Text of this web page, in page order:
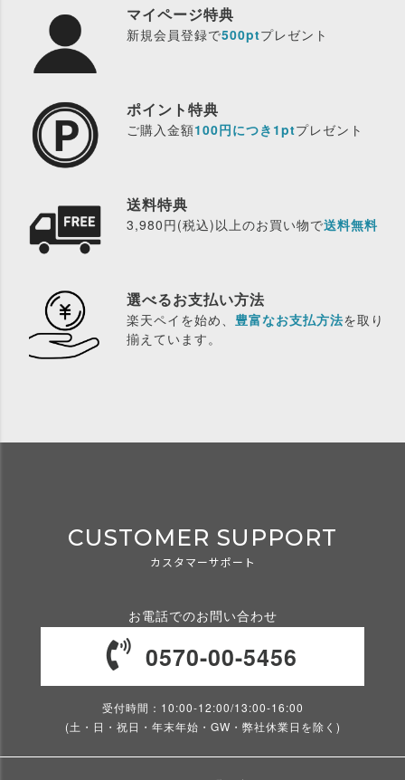
マイページ特典
新規会員登録で500ptプレゼント
ポイント特典
ご購入金額100円につき1ptプレゼント
送料特典
3,980円(税込)以上のお買い物で送料無料
選べるお支払い方法
楽天ペイを始め、 豊富なお支払方法を取り
揃えています。
CUSTOMER SUPPORT
カスタマーサポート
お電話でのお問い合わせ
0570-00-5456
受付時間：10:00-12:00/13:00-16:00
(土・日・祝日・年末年始・GW・弊社休業日を除く)